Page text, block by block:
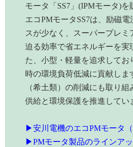
モータ「SS7」(IPMモータ)を
エコPMモータSS7は、励磁電
スが少なく、スーパープレミ
迫る効率で省エネルギーを実
た、小型・軽量を追求してお
時の環境負荷低減に貢献しま
（希土類）の削減にも取り
供給と環境保護を推進してい
▶安川電機のエコPMモータ（
▶PMモータ製品のラインア